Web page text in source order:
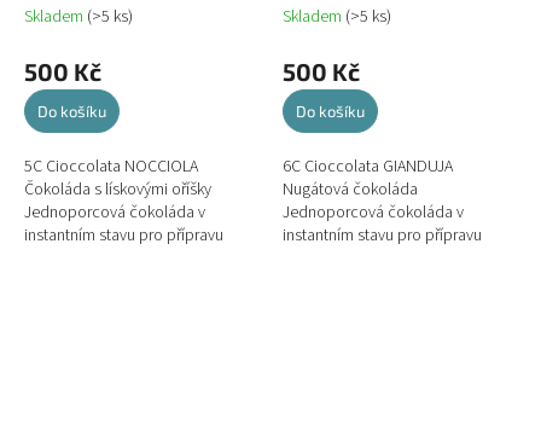
Skladem (>5 ks)
500 Kč
Do košíku
5C Cioccolata NOCCIOLA
Čokoláda s lískovými oříšky
Jednoporcová čokoláda v
instantním stavu pro přípravu
Skladem (>5 ks)
500 Kč
Do košíku
6C Cioccolata GIANDUJA
Nugátová čokoláda
Jednoporcová čokoláda v
instantním stavu pro přípravu